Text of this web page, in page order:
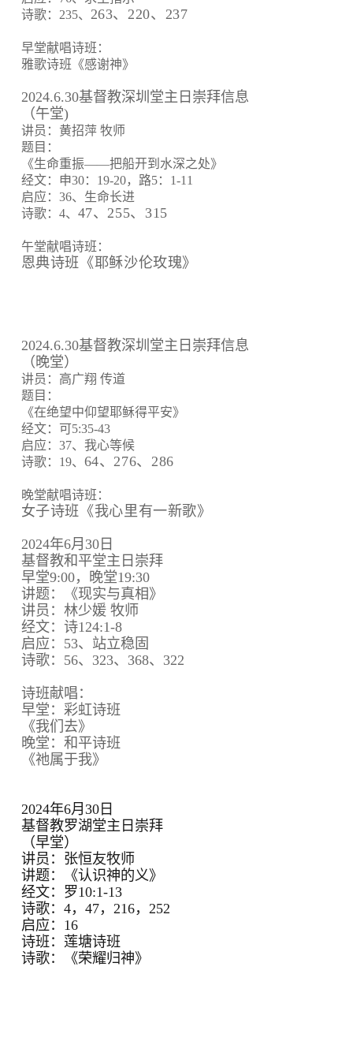
诗歌：235、 263、220、237
早堂献唱诗班：
雅歌诗班《感谢神》
2024.6.30基督教深圳堂主日崇拜信息
（午堂)
讲员：黄招萍 牧师
题目：
《生命重振——把船开到水深之处》
经文：申30：19-20，路5：1-11
启应：36、生命长进
诗歌：4、 47、255、315
午堂献唱诗班：
恩典诗班《耶稣沙伦玫瑰》
2024.6.30基督教深圳堂主日崇拜信息
（晚堂）
讲员：高广翔 传道
题目：
《在绝望中仰望耶稣得平安》
经文：可5:35-43
启应：37、我心等候
诗歌：19、 64、276、 286
晚堂献唱诗班：
女子诗班《我心里有一新歌》
2024年6月30日
基督教和平堂主日崇拜
早堂9:00，晚堂19:30
讲题：《现实与真相》
讲员：林少媛 牧师
经文：诗124:1-8
启应：53、站立稳固
诗歌：56、323、368、322
诗班献唱：
早堂：彩虹诗班
《我们去》
晚堂：和平诗班
《祂属于我》
2024年6月30日
基督教罗湖堂主日崇拜
（早堂）
讲员：张恒友牧师
讲题：《认识神的义》
经文：罗10:1-13
诗歌：4，47，216，252
启应：16
诗班：莲塘诗班
诗歌：《荣耀归神》